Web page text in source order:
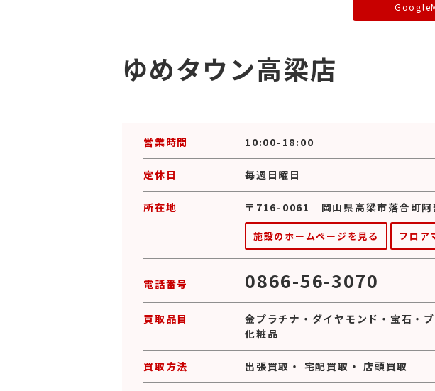
ゆめタウン高梁店
営業時間 10:00-18:00
定休日 毎週日曜日
所在地 〒716-0061 岡山県高梁市落合町阿
施設のホームページを見る フロア
電話番号 0866-56-3070
買取品目 金プラチナ ・ ダイヤモンド ・ 宝石 ・
化粧品
買取方法 出張買取 ・ 宅配買取 ・店頭買取